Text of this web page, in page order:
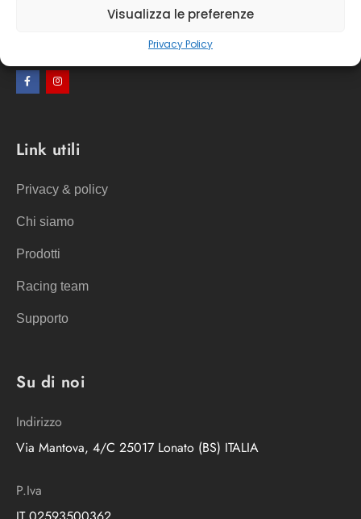
Visualizza le preferenze
Privacy Policy
8:30 - 12:00
Link utili
Privacy & policy
Chi siamo
Prodotti
Racing team
Supporto
Su di noi
Indirizzo
Via Mantova, 4/C 25017 Lonato (BS) ITALIA
P.Iva